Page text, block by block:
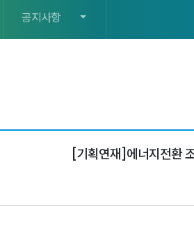
공지사항
[기획연재]에너지전환